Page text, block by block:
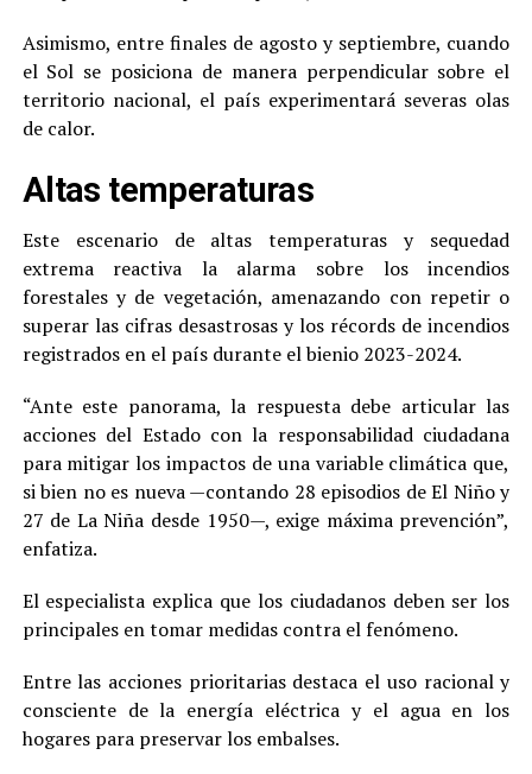
Asimismo, entre finales de agosto y septiembre, cuando
el Sol se posiciona de manera perpendicular sobre el
territorio nacional, el país experimentará severas olas
de calor.
Altas temperaturas
Este escenario de altas temperaturas y sequedad
extrema reactiva la alarma sobre los incendios
forestales y de vegetación, amenazando con repetir o
superar las cifras desastrosas y los récords de incendios
registrados en el país durante el bienio 2023-2024.
“Ante este panorama, la respuesta debe articular las
acciones del Estado con la responsabilidad ciudadana
para mitigar los impactos de una variable climática que,
si bien no es nueva —contando 28 episodios de El Niño y
27 de La Niña desde 1950—, exige máxima prevención”,
enfatiza.
El especialista explica que los ciudadanos deben ser los
principales en tomar medidas contra el fenómeno.
Entre las acciones prioritarias destaca el uso racional y
consciente de la energía eléctrica y el agua en los
hogares para preservar los embalses.